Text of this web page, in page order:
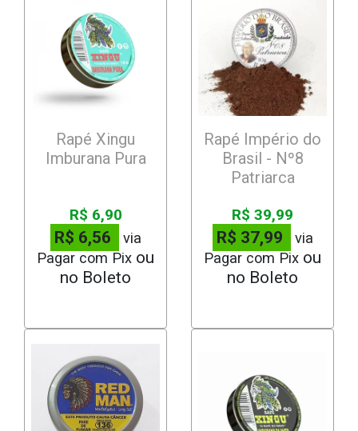
Rapé Xingu
Imburana Pura
R$ 6,90
R$ 6,56
via
Pagar com Pix
Rapé Império do
Brasil - Nº8
Patriarca
R$ 39,99
R$ 37,99
via
Pagar com Pix